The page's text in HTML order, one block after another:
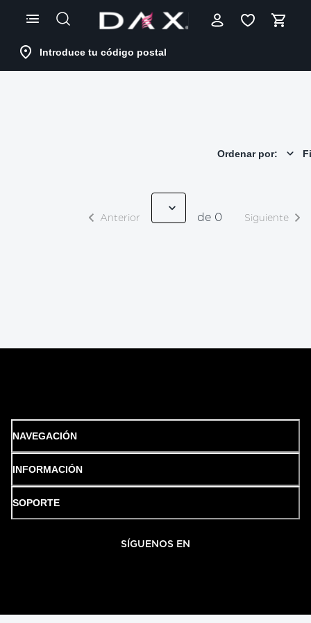
Introduce tu código postal
Ordenar por:
Anterior de 0 Siguiente
NAVEGACIÓN
INFORMACIÓN
SOPORTE
SÍGUENOS EN